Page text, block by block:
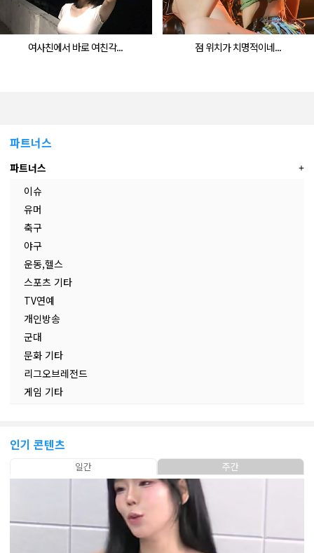
여사친에서 바로 여친각... 점 위치가 치명적이네...
파트너스
파트너스
이슈
유머
축구
야구
운동,헬스
스포츠 기타
TV연예
개인방송
군대
문화 기타
리그오브레전드
게임 기타
인기 콘텐츠
일간 주간